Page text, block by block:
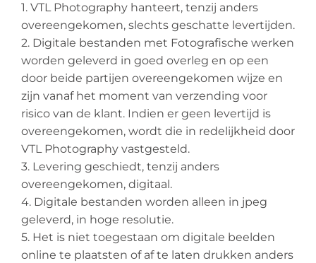
1. VTL Photography hanteert, tenzij anders
overeengekomen, slechts geschatte levertijden.
2. Digitale bestanden met Fotografische werken
worden geleverd in goed overleg en op een
door beide partijen overeengekomen wijze en
zijn vanaf het moment van verzending voor
risico van de klant. Indien er geen levertijd is
overeengekomen, wordt die in redelijkheid door
VTL Photography vastgesteld.
3. Levering geschiedt, tenzij anders
overeengekomen, digitaal.
4. Digitale bestanden worden alleen in jpeg
geleverd, in hoge resolutie.
5. Het is niet toegestaan om digitale beelden
online te plaatsten of af te laten drukken anders